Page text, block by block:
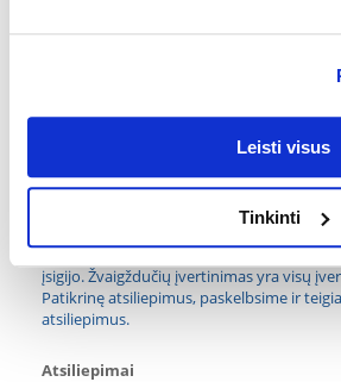
Leisti visus
Tinkinti
- atidaromas iš viršaus
Parametrai
Kokios yra prekių vertinimo taisyklės?
Produktą gali vertinti tik registruoti
įsigijo. Žvaigždučių įvertinimas yra visų
Patikrinę atsiliepimus, paskelbsime ir
atsiliepimus.
Atsiliepimai